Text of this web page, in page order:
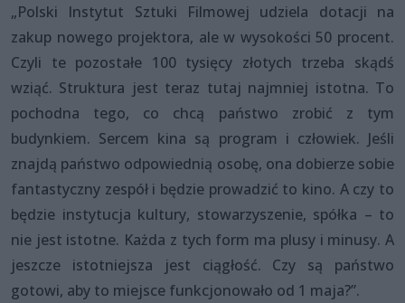
„Polski Instytut Sztuki Filmowej udziela dotacji na
zakup nowego projektora, ale w wysokości 50 procent.
Czyli te pozostałe 100 tysięcy złotych trzeba skądś
wziąć. Struktura jest teraz tutaj najmniej istotna. To
pochodna tego, co chcą państwo zrobić z tym
budynkiem. Sercem kina są program i człowiek. Jeśli
znajdą państwo odpowiednią osobę, ona dobierze sobie
fantastyczny zespół i będzie prowadzić to kino. A czy to
będzie instytucja kultury, stowarzyszenie, spółka – to
nie jest istotne. Każda z tych form ma plusy i minusy. A
jeszcze istotniejsza jest ciągłość. Czy są państwo
gotowi, aby to miejsce funkcjonowało od 1 maja?”.